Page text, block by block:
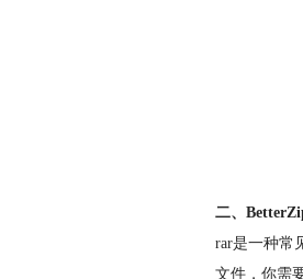
二、
rar是一种常
文件，你需